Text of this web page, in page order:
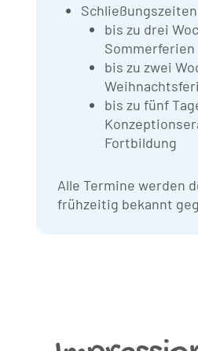
Schließungszeiten
bis zu drei
Sommerferien
bis zu zwei
bis zu fünf
Fortbildung
Alle Termine werden
frühzeitig bekannt